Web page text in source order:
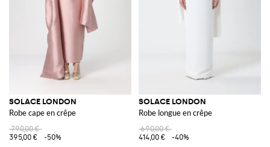
SOLACE LONDON
Robe cape en crêpe
790,00 €
395,00 €
-50%
SOLACE LONDON
Robe longue en crêpe
690,00 €
414,00 €
-40%